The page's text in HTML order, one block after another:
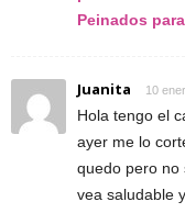
Peinados
Juanita 10
Hola tengo el
ayer me lo
quedo pero no
vea saludable